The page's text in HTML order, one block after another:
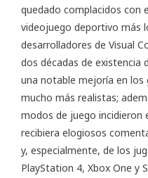
quedado complacidos con
videojuego deportivo más
desarrolladores de Visual
dos décadas de
una notable mejoría en los
mucho más realistas;
modos de juego incidieron
recibiera elogiosos
y, especialmente, de los
PlayStation 4, Xbox One y